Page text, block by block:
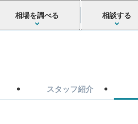
相場を調べる 相談する
スタッフ紹介